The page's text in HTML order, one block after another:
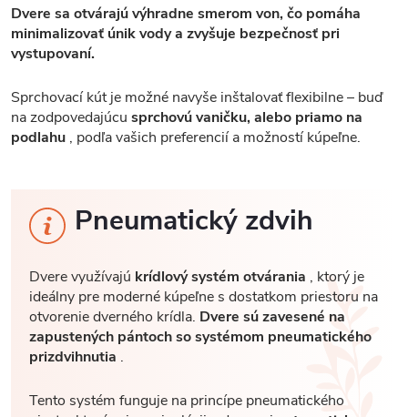
Dvere sa otvárajú výhradne smerom von, čo pomáha
minimalizovať únik vody a zvyšuje bezpečnosť pri
vystupovaní.
Sprchovací kút je možné navyše inštalovať flexibilne – buď
na zodpovedajúcu sprchovú vaničku, alebo priamo na
podlahu , podľa vašich preferencií a možností kúpeľne.
Pneumatický zdvih
Dvere využívajú krídlový systém otvárania , ktorý je
ideálny pre moderné kúpeľne s dostatkom priestoru na
otvorenie dverného krídla. Dvere sú zavesené na
zapustených pántoch so systémom pneumatického
prizdvihnutia .
Tento systém funguje na princípe pneumatického